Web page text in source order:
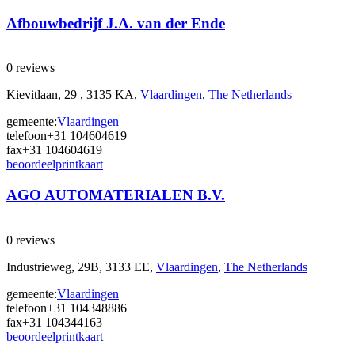
Afbouwbedrijf J.A. van der Ende
0 reviews
Kievitlaan, 29 , 3135 KA, Vlaardingen, The Netherlands
gemeente:Vlaardingen
telefoon+31 104604619
fax+31 104604619
beoordeelprintkaart
AGO AUTOMATERIALEN B.V.
0 reviews
Industrieweg, 29B, 3133 EE, Vlaardingen, The Netherlands
gemeente:Vlaardingen
telefoon+31 104348886
fax+31 104344163
beoordeelprintkaart